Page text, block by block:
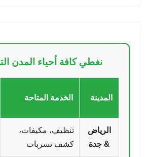
نغطي كافة أحياء المدن
المدينة الخدمة المتاحة
الرياض
& جدة
تنظيف، مكيفات،
كشف تسربات